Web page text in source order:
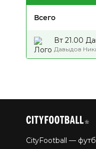
Всего
Вт 21.00
Давыдов
CityFootball —